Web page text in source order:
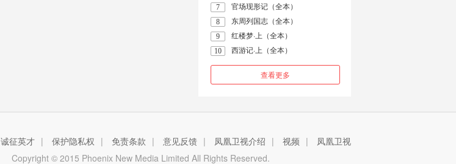
7 官场现形记（全本）
8 东周列国志（全本）
9 红楼梦·上（全本）
10 西游记·上（全本）
查看更多
诚征英才 | 保护隐私权 | 免责条款 | 意见反馈 | 凤凰卫视介绍 | 视频 |
凤凰卫视
Copyright © 2015 Phoenix New Media Limited All Rights Reserved.